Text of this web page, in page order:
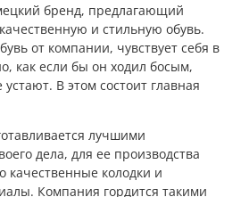
бренд, предлагающий
и стильную обувь.
от компании, чувствует себя в
как если бы он ходил босым,
В этом состоит главная
лучшими
дела, для ее производства
качественные колодки и
Компания гордится такими